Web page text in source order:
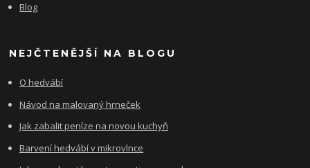
Blog
NEJČTENĚJŠÍ NA BLOGU
O hedvábí
Návod na malovaný hrneček
Jak zabalit peníze na novou kuchyň
Barvení hedvábí v mikrovlnce